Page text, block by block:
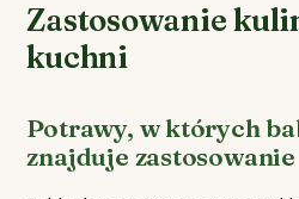
Zastosowanie
kuchni
Potrawy, w których
znajduje zastosowanie